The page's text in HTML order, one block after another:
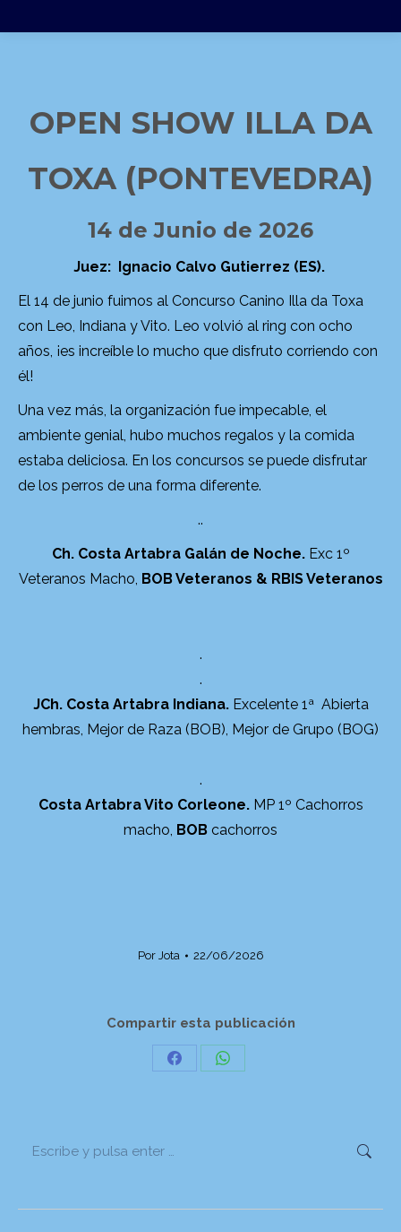
OPEN SHOW ILLA DA
TOXA (PONTEVEDRA)
14 de Junio de 2026
Juez: Ignacio Calvo Gutierrez (ES).
El 14 de junio fuimos al Concurso Canino Illa da Toxa
con Leo, Indiana y Vito. Leo volvió al ring con ocho
años, ¡es increíble lo mucho que disfruto corriendo con
él!
Una vez más, la organización fue impecable, el
ambiente genial, hubo muchos regalos y la comida
estaba deliciosa. En los concursos se puede disfrutar
de los perros de una forma diferente.
..
Ch. Costa Artabra Galán de Noche. Exc 1º
Veteranos Macho, BOB Veteranos & RBIS Veteranos
.
.
JCh. Costa Artabra Indiana. Excelente 1ª Abierta
hembras, Mejor de Raza (BOB), Mejor de Grupo (BOG)
.
Costa Artabra Vito Corleone.MP 1º Cachorros
macho, BOB cachorros
Por Jota 22/06/2026
Compartir esta publicación
Share
Share
Buscar: